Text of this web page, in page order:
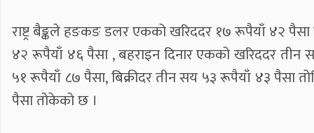
राष्ट्र बैङ्कले हङकङ डलर एकको खरिददर १७ रूपैयाँ ४२
४२ रूपैयाँ ४६ पैसा , बहराइन दिनार एकको खरिददर
५१ रूपैयाँ ८७ पैसा, बिक्रीदर तीन सय ५३ रूपैयाँ ४३
पैसा तोकेको छ ।